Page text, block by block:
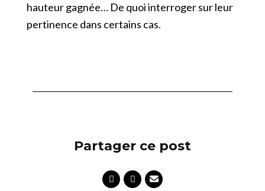
hauteur gagnée… De quoi interroger sur leur
pertinence dans certains cas.
Partager ce post